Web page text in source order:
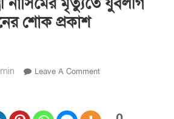
শোক প্রকাশ
Leave A CommentOn
নাসিমের